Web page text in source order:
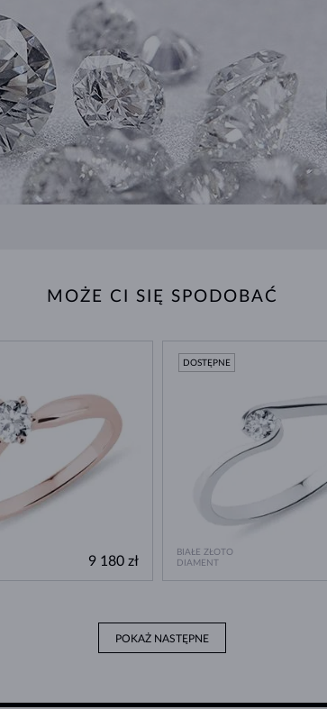
MOŻE CI SIĘ SPODOBAĆ
9 180 zł
BIAŁE ZŁOTO
DIAMENT
DOSTĘPNE
POKAŻ NASTĘPNE